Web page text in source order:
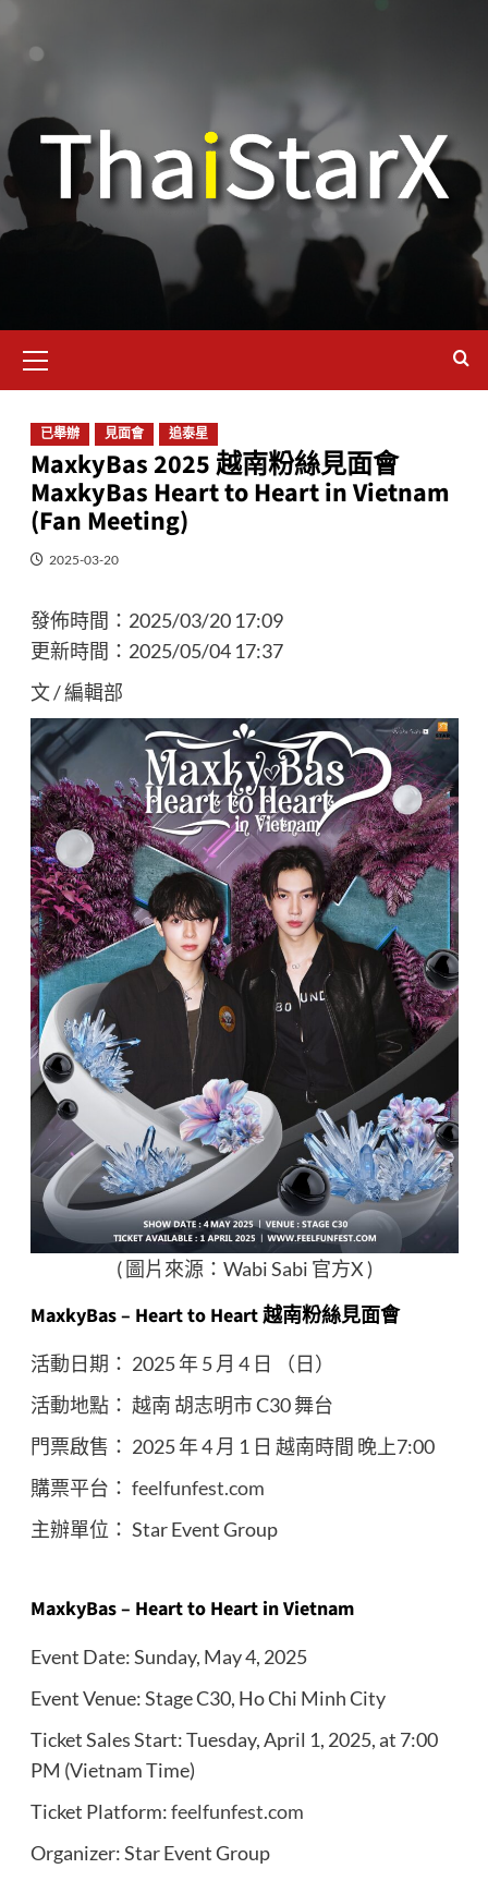
已舉辦 見面會 追泰星
MaxkyBas 2025 越南粉絲見面會
MaxkyBas Heart to Heart in Vietnam
(Fan Meeting)
2025-03-20
發佈時間： 2025/03/20 17:09
更新時間： 2025/05/04 17:37
文 / 編輯部
( 圖片來源：Wabi Sabi 官方X )
MaxkyBas – Heart to Heart 越南粉絲見面會
活動日期： 2025 年 5 月 4 日 （日）
活動地點： 越南 胡志明市 C30 舞台
門票啟售： 2025 年 4 月 1 日 越南時間 晚上7:00
購票平台： feelfunfest.com
主辦單位： Star Event Group
MaxkyBas – Heart to Heart in Vietnam
Event Date: Sunday, May 4, 2025
Event Venue: Stage C30, Ho Chi Minh City
Ticket Sales Start: Tuesday, April 1, 2025, at 7:00
PM (Vietnam Time)
Ticket Platform:feelfunfest.com
Organizer: Star Event Group